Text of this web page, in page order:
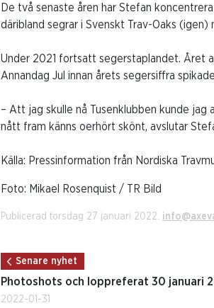
De två senaste åren har Stefan
däribland segrar i Svenskt Trav-Oaks
Under 2021 fortsatt segerstaplandet. Året
Annandag Jul innan årets segersiffra
– Att jag skulle nå Tusenklubben kunde jag
nått fram känns oerhört skönt, avslutar
Källa: Pressinformation från Nordiska
Foto: Mikael Rosenquist / TR Bild
Publicerad torsdag 27 januari 2022.
Senare nyhet
Photoshots och loppreferat 30 januari
2022-01-31